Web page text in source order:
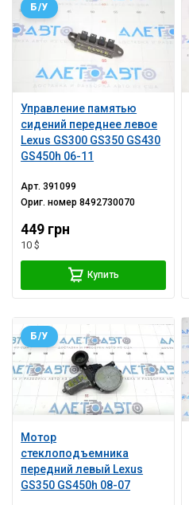
Управление памятью
сидений переднее левое
Lexus GS300 GS350 GS430
GS450h 06-11
Б/У
Арт.391099
Ориг. номер8492730070
449 грн
10 $
Купить
Мотор
стеклоподъемника
передний левый Lexus
GS350 GS450h 08-07
Б/У